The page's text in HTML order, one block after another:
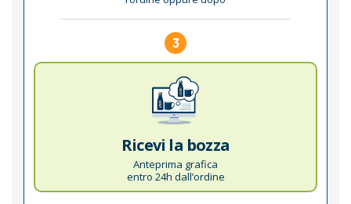
3
Ricevi la bozza
Anteprima grafica
entro 24h dall’ordine